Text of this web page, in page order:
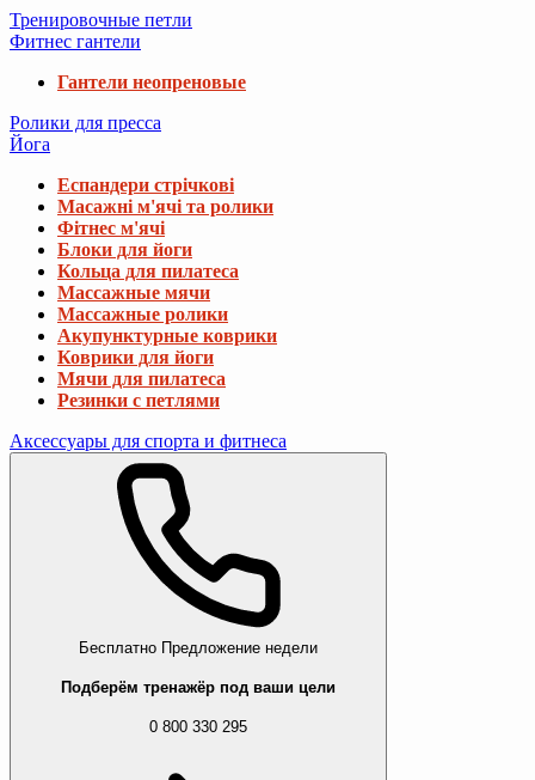
Тренировочные петли
Фитнес гантели
Гантели неопреновые
Ролики для пресса
Йога
Еспандери стрічкові
Масажні м'ячі та ролики
Фітнес м'ячі
Блоки для йоги
Кольца для пилатеса
Массажные мячи
Массажные ролики
Акупунктурные коврики
Коврики для йоги
Мячи для пилатеса
Резинки с петлями
Аксессуары для спорта и фитнеса
Бесплатно Предложение недели
Подберём тренажёр под ваши цели
0 800 330 295